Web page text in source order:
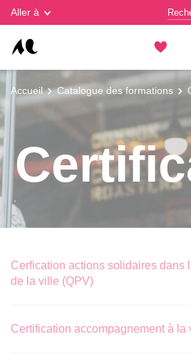
Aller à
Accueil Catalogue des formations
Cerfication actions solidaires dans
de la ville (QPV)
Certification accompagnement à la
Gestion des cookies